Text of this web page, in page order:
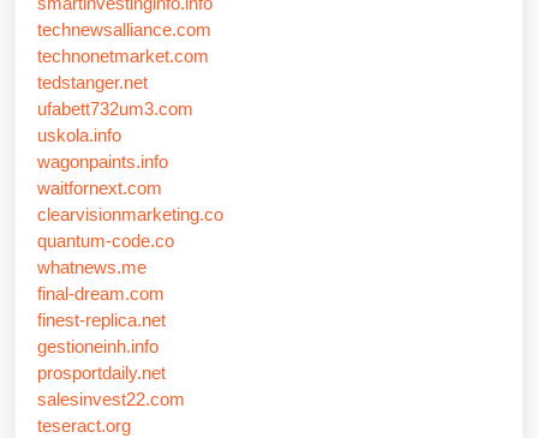
technewsalliance.com
technonetmarket.com
tedstanger.net
ufabett732um3.com
uskola.info
wagonpaints.info
waitfornext.com
clearvisionmarketing.co
quantum-code.co
whatnews.me
final-dream.com
finest-replica.net
gestioneinh.info
prosportdaily.net
salesinvest22.com
teseract.org